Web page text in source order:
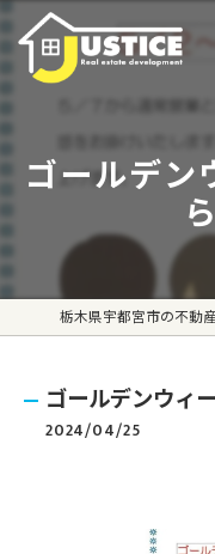
ゴールデン
ゴールデンウィ
2024/04/25